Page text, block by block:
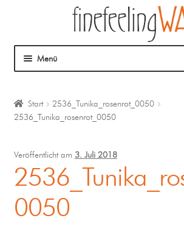
Menü
Mein Angebot
Coaching
Klangmassage
Start
2536_Tunika_rosenrot_0050
2536_Tunika_rosenrot_0050
Veröffentlicht am 3. Juli 2018
0050